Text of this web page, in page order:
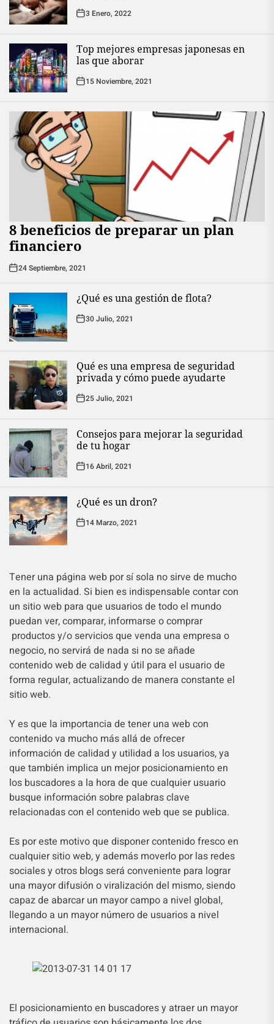
3 Enero, 2022
Top mejores empresas japonesas en
las que aborar
15 Noviembre, 2021
8 beneficios de preparar un plan
financiero
24 Septiembre, 2021
¿Qué es una gestión de flota?
30 Julio, 2021
Qué es una empresa de seguridad
privada y cómo puede ayudarte
25 Julio, 2021
Consejos para mejorar la seguridad
de tu hogar
16 Abril, 2021
¿Qué es un dron?
14 Marzo, 2021
Tener una página web por sí sola no sirve de mucho
en la actualidad. Si bien es indispensable contar con
un sitio web para que usuarios de todo el mundo
puedan ver, comparar, informarse o comprar
productos y/o servicios que venda una empresa o
negocio, no servirá de nada si no se añade
contenido web de calidad y útil para el usuario de
forma regular, actualizando de manera constante el
sitio web.
Y es que la importancia de tener una web con
contenido va mucho más allá de ofrecer
información de calidad y utilidad a los usuarios, ya
que también implica un mejor posicionamiento en
los buscadores a la hora de que cualquier usuario
busque información sobre palabras clave
relacionadas con el contenido web que se publica.
Es por este motivo que disponer contenido fresco en
cualquier sitio web, y además moverlo por las redes
sociales y otros blogs será conveniente para lograr
una mayor difusión o viralización del mismo, siendo
capaz de abarcar un mayor campo a nivel global,
llegando a un mayor número de usuarios a nivel
internacional.
El posicionamiento en buscadores y atraer un mayor